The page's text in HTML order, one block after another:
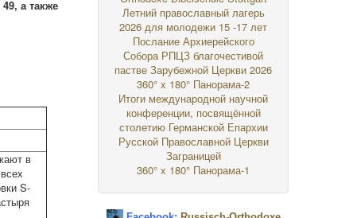
а также
в
S-
Летний православный лагерь
2026 для молодежи 15 -17 лет
Послание Архиерейского
Собора РПЦЗ благочестивой
пастве Зарубежной Церкви 2026
360° x 180° Панорама-2
Итоги международной научной
конференции, посвящённой
столетию Германской Епархии
Русской Православной Церкви
Заграницей
360° x 180° Панорама-1